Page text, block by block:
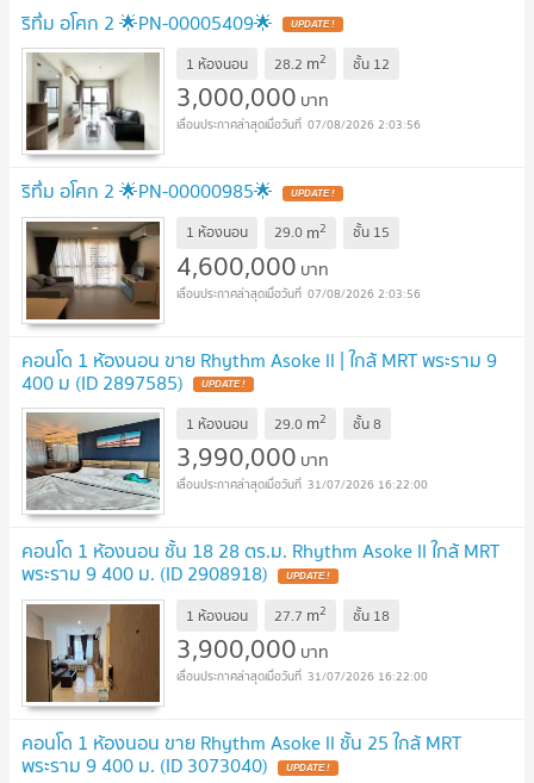
ริทึ่ม อโศก 2 🌟PN-00005409🌟 UPDATE !
1 ห้องนอน 28.2 m2 ชั้น 12
3,000,000 บาท
07/08/2026 2:03:56
ริทึ่ม อโศก 2 🌟PN-00000985🌟 UPDATE !
1 ห้องนอน 29.0 m2 ชั้น 15
4,600,000 บาท
07/08/2026 2:03:56
คอนโด 1 ห้องนอน ขาย Rhythm Asoke ll | ใกล้ MRT พระราม 9
400 ม (ID 2897585) UPDATE !
1 ห้องนอน 29.0 m2 ชั้น8
3,990,000 บาท
31/07/2026 16:22:00
คอนโด 1 ห้องนอน ชั้น 18 28 ตร.ม. Rhythm Asoke II ใกล้ MRT
พระราม 9 400 ม. (ID 2908918) UPDATE !
1 ห้องนอน 27.7 m2 ชั้น 18
3,900,000 บาท
31/07/2026 16:22:00
คอนโด 1 ห้องนอน ขาย Rhythm Asoke ll ชั้น 25 ใกล้ MRT
พระราม 9 400 ม. (ID 3073040) UPDATE !